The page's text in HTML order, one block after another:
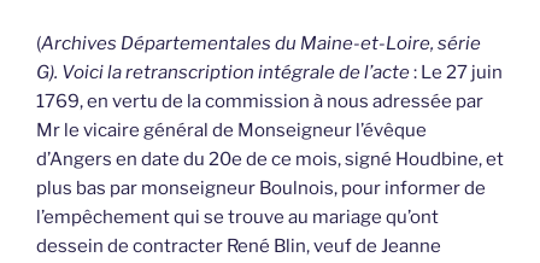
(Archives Départementales du Maine-et-Loire, série
G). Voici la retranscription intégrale de l’acte: Le 27 juin
1769, en vertu de la commission à nous adressée par
Mr le vicaire général de Monseigneur l’évêque
d’Angers en date du 20e de ce mois, signé Houdbine, et
plus bas par monseigneur Boulnois, pour informer de
l’empêchement qui se trouve au mariage qu’ont
dessein de contracter René Blin, veuf de Jeanne